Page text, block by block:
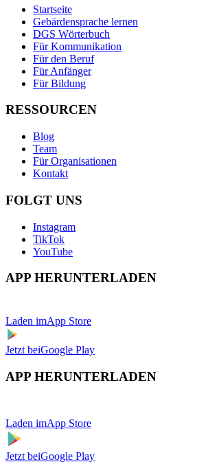
Startseite
Gebärdensprache lernen
DGS Wörterbuch
Für Kommunikation
Für den Beruf
Für Anfänger
Für Bildung
RESSOURCEN
Blog
Team
Für Organisationen
Kontakt
FOLGT UNS
Instagram
TikTok
YouTube
APP HERUNTERLADEN
Laden imApp Store
Jetzt beiGoogle Play
APP HERUNTERLADEN
Laden imApp Store
Jetzt beiGoogle Play